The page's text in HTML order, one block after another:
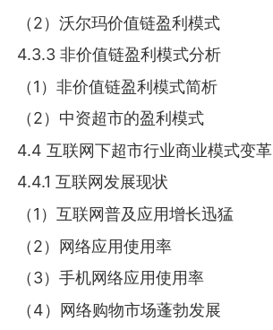
（2）沃尔玛价值链盈利模式
4.3.3 非价值链盈利模式分析
（1）非价值链盈利模式简析
（2）中资超市的盈利模式
4.4 互联网下超市行业商业模式变革
4.4.1 互联网发展现状
（1）互联网普及应用增长迅猛
（2）网络应用使用率
（3）手机网络应用使用率
（4）网络购物市场蓬勃发展